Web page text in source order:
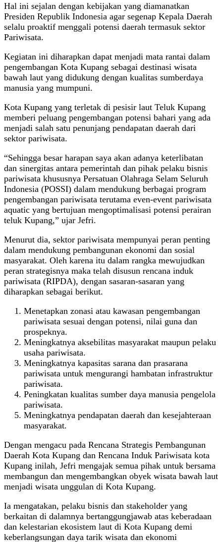
Hal ini sejalan dengan kebijakan yang diamanatkan
Presiden Republik Indonesia agar segenap Kepala Daerah
selalu proaktif menggali potensi daerah termasuk sektor
Pariwisata.
Kegiatan ini diharapkan dapat menjadi mata rantai dalam
pengembangan Kota Kupang sebagai destinasi wisata
bawah laut yang didukung dengan kualitas sumberdaya
manusia yang mumpuni.
Kota Kupang yang terletak di pesisir laut Teluk Kupang
memberi peluang pengembangan potensi bahari yang ada
menjadi salah satu penunjang pendapatan daerah dari
sektor pariwisata.
“Sehingga besar harapan saya akan adanya keterlibatan
dan sinergitas antara pemerintah dan pihak pelaku bisnis
pariwisata khususnya Persatuan Olahraga Selam Seluruh
Indonesia (POSSI) dalam mendukung berbagai program
pengembangan pariwisata terutama even-event pariwisata
aquatic yang bertujuan mengoptimalisasi potensi perairan
teluk Kupang,” ujar Jefri.
Menurut dia, sektor pariwisata mempunyai peran penting
dalam mendukung pembangunan ekonomi dan sosial
masyarakat. Oleh karena itu dalam rangka mewujudkan
peran strategisnya maka telah disusun rencana induk
pariwisata (RIPDA), dengan sasaran-sasaran yang
diharapkan sebagai berikut.
Menetapkan zonasi atau kawasan pengembangan
pariwisata sesuai dengan potensi, nilai guna dan
prospeknya.
Meningkatnya aksebilitas masyarakat maupun pelaku
usaha pariwisata.
Meningkatnya kapasitas sarana dan prasarana
pariwisata untuk mengurangi hambatan infrastruktur
pariwisata.
Peningkatan kualitas sumber daya manusia pengelola
pariwisata.
Meningkatnya pendapatan daerah dan kesejahteraan
masyarakat.
Dengan mengacu pada Rencana Strategis Pembangunan
Daerah Kota Kupang dan Rencana Induk Pariwisata kota
Kupang inilah, Jefri mengajak semua pihak untuk bersama
membangun dan mengembangkan obyek wisata bawah laut
menjadi wisata unggulan di Kota Kupang.
Ia mengatakan, pelaku bisnis dan stakeholder yang
berkaitan di dalamnya bertanggungjawab atas keberadaan
dan kelestarian ekosistem laut di Kota Kupang demi
keberlangsungan daya tarik wisata dan ekonomi